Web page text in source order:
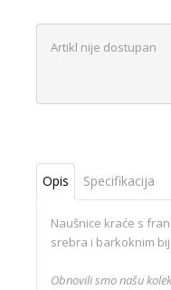
Artikl nije dostupan
Opis Specifikacija
Naušnice kraće s
srebra i barkoknim
Obnovili smo našu